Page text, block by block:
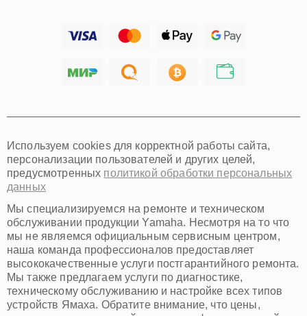
Хабаровск
Омск
Красноярск
Пермь
Ульяновск
Киров
Архангельск
Астрахань
Белгород
Благовещенск
Брянск
Владивосток
Владикавказ
Используем cookies для корректной работы сайта,
персонализации пользователей и других целей,
предусмотренных политикой обработки персональных
данных
Мы специализируемся на ремонте и техническом
обслуживании продукции Yamaha. Несмотря на то что
мы не являемся официальным сервисным центром,
наша команда профессионалов предоставляет
высококачественные услуги постгарантийного ремонта.
Мы также предлагаем услуги по диагностике,
техническому обслуживанию и настройке всех типов
устройств Ямаха. Обратите внимание, что цены,